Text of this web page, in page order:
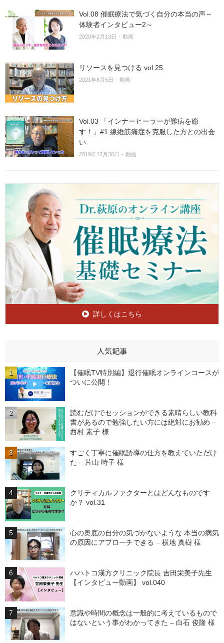
Vol.08 催眠療法で気づく自分の本当の声～
体験者インタビュー2～
2020年2月13日 動画
リソースを見つける vol.25
2021年8月5日 動画
Vol.03 「インナーヒーラーが難病を癒
す！」#1 線維筋痛症を克服した方との出会
い
2019年12月30日 動画
詳しくはこちら
人気記事
【催眠TV特別編】退行催眠オンラインコースが
ついに公開！
読むだけでセッションができる素晴らしい教科
書があるので勉強したい方には絶対にお勧め –
西村 素子 様
すごく丁寧に催眠誘導の仕方を教えていただけ
た – 片山 時子 様
クリティカルファクターとはどんなものです
か？ vol.31
心の奥底の自分の気づかないような 本当の病気
の原因にアプローチできる – 横地 真樹 様
ハハトコ漢方クリニック院長 吉田栄美子先生
【インタビュー動画】 vol.040
意識や時間の概念は一般的に考えているもので
はないという事がわかってきた – 白石 俊隆 様